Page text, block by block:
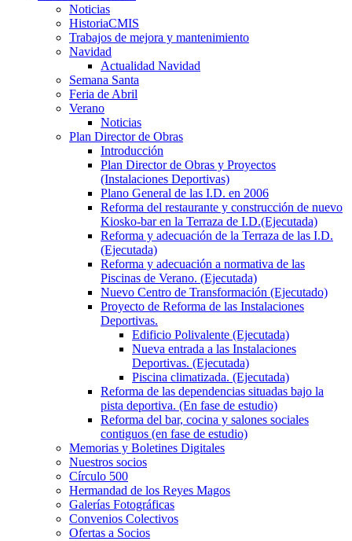
Noticias
HistoriaCMIS
Trabajos de mejora y mantenimiento
Navidad
Actualidad Navidad
Semana Santa
Feria de Abril
Verano
Noticias
Plan Director de Obras
Introducción
Plan Director de Obras y Proyectos
(Instalaciones Deportivas)
Plano General de las I.D. en 2006
Reforma del restaurante y construcción de nuevo
Kiosko-bar en la Terraza de I.D.(Ejecutada)
Reforma y adecuación de la Terraza de las I.D.
(Ejecutada)
Reforma y adecuación a normativa de las
Piscinas de Verano. (Ejecutada)
Nuevo Centro de Transformación (Ejecutado)
Proyecto de Reforma de las Instalaciones
Deportivas.
Edificio Polivalente (Ejecutada)
Nueva entrada a las Instalaciones
Deportivas. (Ejecutada)
Piscina climatizada. (Ejecutada)
Reforma de las dependencias situadas bajo la
pista deportiva. (En fase de estudio)
Reforma del bar, cocina y salones sociales
contiguos (en fase de estudio)
Memorias y Boletines Digitales
Nuestros socios
Círculo 500
Hermandad de los Reyes Magos
Galerías Fotográficas
Convenios Colectivos
Ofertas a Socios